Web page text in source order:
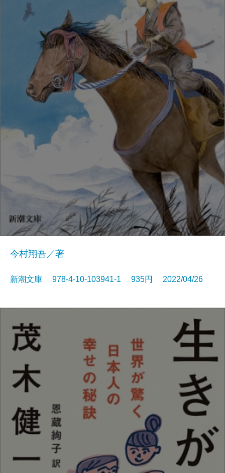
今村翔吾／著
新潮文庫 978-4-10-103941-1 935円 2022/04/26